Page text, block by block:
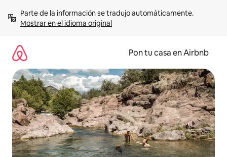
contenidoMostrar en el idioma original
Pon tu casa en Airbnb